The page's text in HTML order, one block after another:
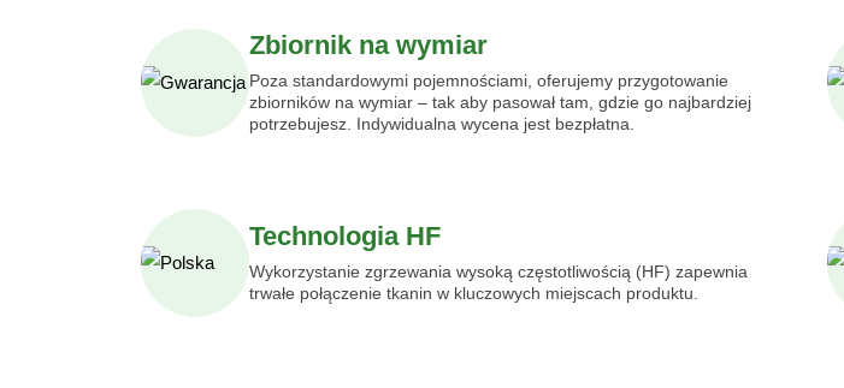
Zbiornik na wymiar
Poza standardowymi pojemnościami, oferujemy przygotowanie
zbiorników na wymiar – tak aby pasował tam, gdzie go najbardziej
potrzebujesz. Indywidualna wycena jest bezpłatna.
Technologia HF
Wykorzystanie zgrzewania wysoką częstotliwością (HF) zapewnia
trwałe połączenie tkanin w kluczowych miejscach produktu.